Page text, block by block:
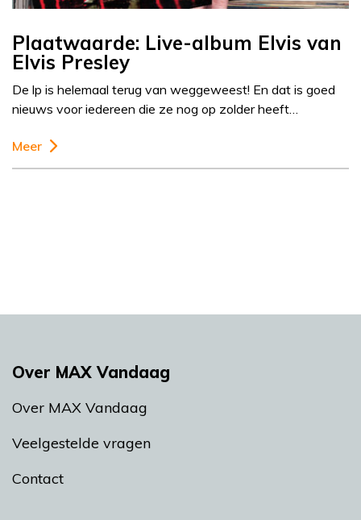
Plaatwaarde: Live-album Elvis van
Elvis Presley
De lp is helemaal terug van weggeweest! En dat is goed
nieuws voor iedereen die ze nog op zolder heeft…
Meer
Over MAX Vandaag
Over MAX Vandaag
Veelgestelde vragen
Contact